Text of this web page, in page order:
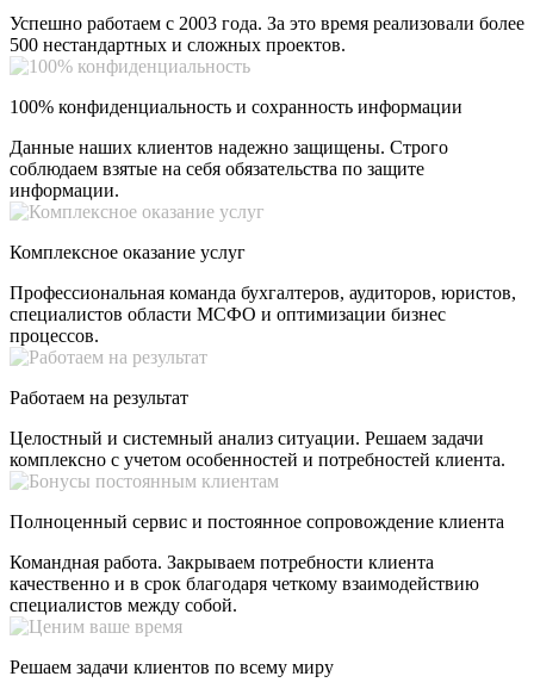
Успешно работаем с 2003 года. За это время реализовали более
500 нестандартных и сложных проектов.
100% конфиденциальность и сохранность информации
Данные наших клиентов надежно защищены. Строго
соблюдаем взятые на себя обязательства по защите
информации.
Комплексное оказание услуг
Профессиональная команда бухгалтеров, аудиторов, юристов,
специалистов области МСФО и оптимизации бизнес
процессов.
Работаем на результат
Целостный и системный анализ ситуации. Решаем задачи
комплексно с учетом особенностей и потребностей клиента.
Полноценный сервис и постоянное сопровождение клиента
Командная работа. Закрываем потребности клиента
качественно и в срок благодаря четкому взаимодействию
специалистов между собой.
Решаем задачи клиентов по всему миру